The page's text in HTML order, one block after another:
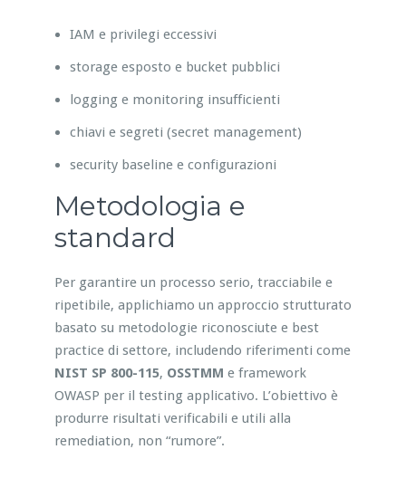
IAM e privilegi eccessivi
storage esposto e bucket pubblici
logging e monitoring insufficienti
chiavi e segreti (secret management)
security baseline e configurazioni
Metodologia e
standard
Per garantire un processo serio, tracciabile e
ripetibile, applichiamo un approccio strutturato
basato su metodologie riconosciute e best
practice di settore, includendo riferimenti come
NIST SP 800-115, OSSTMM e framework
OWASP per il testing applicativo. L’obiettivo è
produrre risultati verificabili e utili alla
remediation, non “rumore”.